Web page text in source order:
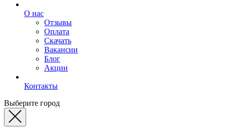
О нас
Отзывы
Оплата
Скачать
Вакансии
Блог
Акции
Контакты
Выберите город